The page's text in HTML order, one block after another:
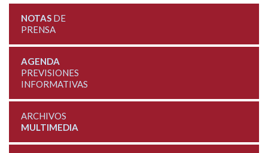
NOTASDE
PRENSA
AGENDA
PREVISIONES
INFORMATIVAS
ARCHIVOS
MULTIMEDIA